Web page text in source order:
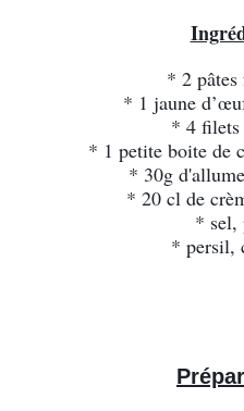
* 2 pâtes
* 1 jaune
* 4 filets
* 1 petite boite de
* 30g
* 20 cl de
* sel,
* persil,